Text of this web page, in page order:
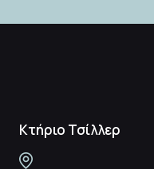
Κτήριο Τσίλλερ